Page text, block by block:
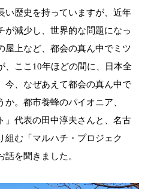
い歴史を持っていますが、近年
が減少し、世界的な問題になっ
屋上など、都会の真ん中でミツ
、ここ10年ほどの間に、日本全
今、なぜあえて都会の真ん中で
。都市養蜂のパイオニア、
」代表の田中淳夫さんと、名古
組む「マルハチ・プロジェク
話を聞きました。